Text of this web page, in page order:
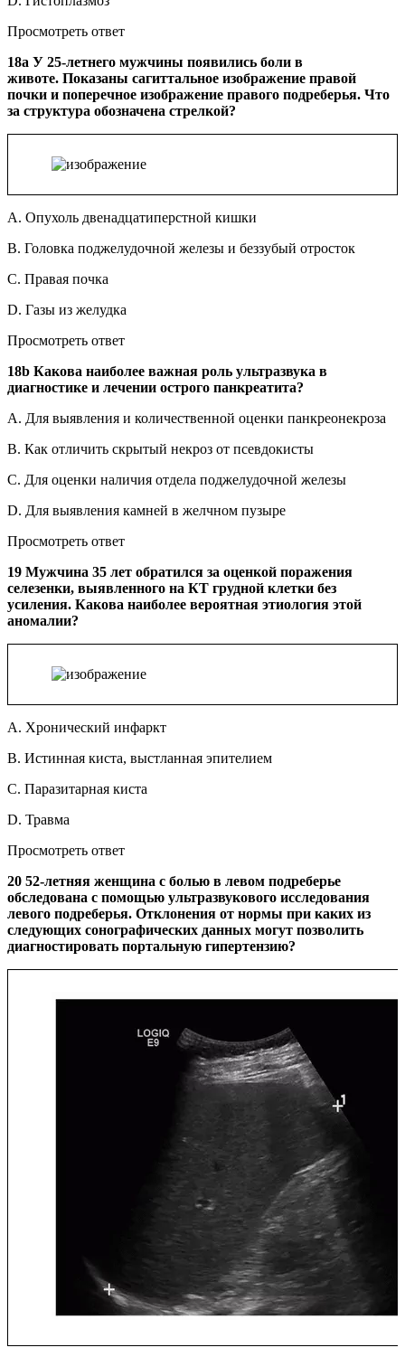
Просмотреть ответ
18a У 25-летнего мужчины появились боли в
животе. Показаны сагиттальное изображение правой
почки и поперечное изображение правого подреберья. Что
за структура обозначена стрелкой?
A. Опухоль двенадцатиперстной кишки
B. Головка поджелудочной железы и беззубый отросток
C. Правая почка
D. Газы из желудка
Просмотреть ответ
18b Какова наиболее важная роль ультразвука в
диагностике и лечении острого панкреатита?
A. Для выявления и количественной оценки панкреонекроза
B. Как отличить скрытый некроз от псевдокисты
C. Для оценки наличия отдела поджелудочной железы
D. Для выявления камней в желчном пузыре
Просмотреть ответ
19 Мужчина 35 лет обратился за оценкой поражения
селезенки, выявленного на КТ грудной клетки без
усиления. Какова наиболее вероятная этиология этой
аномалии?
A. Хронический инфаркт
B. Истинная киста, выстланная эпителием
C. Паразитарная киста
D. Травма
Просмотреть ответ
20 52-летняя женщина с болью в левом подреберье
обследована с помощью ультразвукового исследования
левого подреберья. Отклонения от нормы при каких из
следующих сонографических данных могут позволить
диагностировать портальную гипертензию?